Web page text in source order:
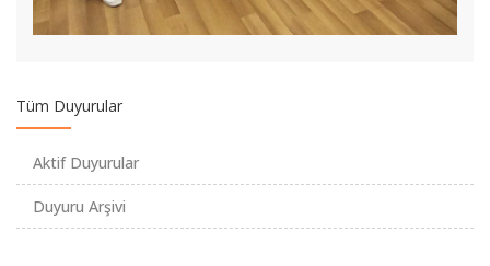
Tüm Duyurular
Aktif Duyurular
Duyuru Arşivi
ERASMUS+ KA171 KAPSAMINDA GELEN HEYET
Eyüp İlçe Milli Eğitim Müdürlüğü ve Eyüpsultan Kız Anadolu
Maltepe İlçe Milli Eğitim Müdürlüğünden Ziyaret
Türkiye Yüzyılı Maarif Modeli: Eğitimin Yenilikçi Yol Haritası